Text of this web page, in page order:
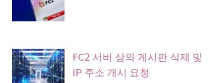
FC2 서버 상의 게시판 삭제 및
IP 주소 개시 요청